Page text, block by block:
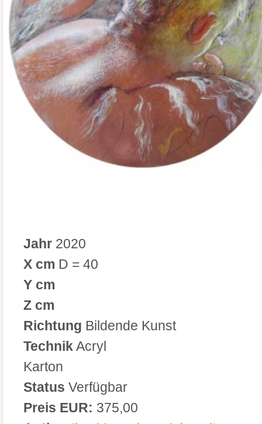
Jahr 2020
X cm D = 40
Y cm
Z cm
Richtung Bildende Kunst
TechnikAcryl
Karton
Status Verfügbar
Preis EUR: 375,00